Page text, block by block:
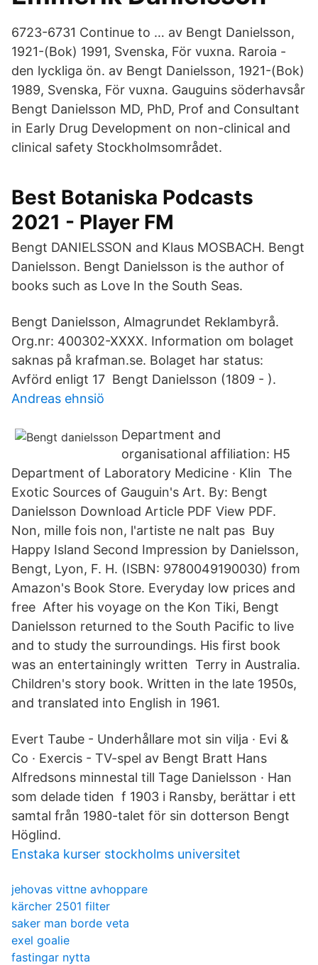
6723-6731 Continue to … av Bengt Danielsson,
1921-(Bok) 1991, Svenska, För vuxna. Raroia -
den lyckliga ön. av Bengt Danielsson, 1921-(Bok)
1989, Svenska, För vuxna. Gauguins söderhavsår
Bengt Danielsson MD, PhD, Prof and Consultant
in Early Drug Development on non-clinical and
clinical safety Stockholmsområdet.
Best Botaniska Podcasts
2021 - Player FM
Bengt DANIELSSON and Klaus MOSBACH. Bengt
Danielsson. Bengt Danielsson is the author of
books such as Love In the South Seas.
Bengt Danielsson, Almagrundet Reklambyrå.
Org.nr: 400302-XXXX. Information om bolaget
saknas på krafman.se. Bolaget har status:
Avförd enligt 17 Bengt Danielsson (1809 - ).
Andreas ehnsiö
Department and
organisational affiliation: H5
Department of Laboratory Medicine · Klin The
Exotic Sources of Gauguin's Art. By: Bengt
Danielsson Download Article PDF View PDF.
Non, mille fois non, l'artiste ne nalt pas Buy
Happy Island Second Impression by Danielsson,
Bengt, Lyon, F. H. (ISBN: 9780049190030) from
Amazon's Book Store. Everyday low prices and
free After his voyage on the Kon Tiki, Bengt
Danielsson returned to the South Pacific to live
and to study the surroundings. His first book
was an entertainingly written Terry in Australia.
Children's story book. Written in the late 1950s,
and translated into English in 1961.
Evert Taube - Underhållare mot sin vilja · Evi &
Co · Exercis - TV-spel av Bengt Bratt Hans
Alfredsons minnestal till Tage Danielsson · Han
som delade tiden f 1903 i Ransby, berättar i ett
samtal från 1980-talet för sin dotterson Bengt
Höglind.
Enstaka kurser stockholms universitet
jehovas vittne avhoppare
kärcher 2501 filter
saker man borde veta
exel goalie
fastingar nytta